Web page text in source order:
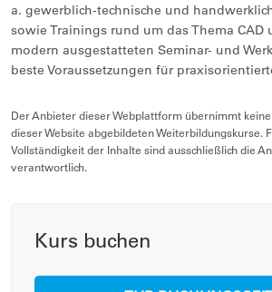
a. gewerblich-technische und
sowie Trainings rund um das Thema CAD
modern ausgestatteten Seminar- und
beste Voraussetzungen für
Der Anbieter dieser Webplattform übernimmt
dieser Website abgebildeten Weiterbildungskurse.
Vollständigkeit der Inhalte sind ausschließlich die
verantwortlich.
Kurs buchen